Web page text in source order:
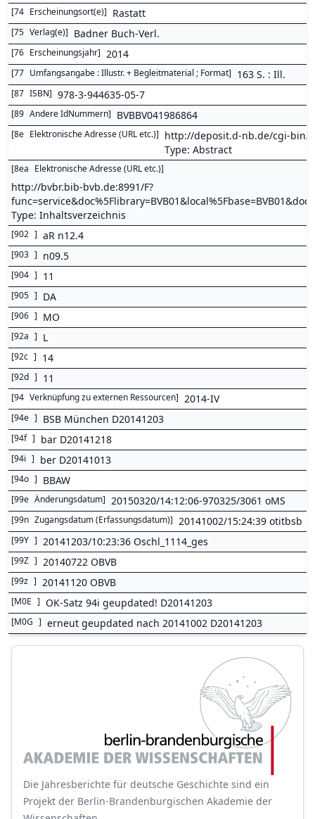
[74 Erscheinungsort(e)] Rastatt
[75 Verlag(e)] Badner Buch-Verl.
[76 Erscheinungsjahr] 2014
[77 Umfangsangabe : Illustr. + Begleitmaterial ; Format] 163 S. : Ill.
[87 ISBN] 978-3-944635-05-7
[89 Andere IdNummern] BVBBV041986864
[8e Elektronische Adresse (URL etc.)] http://deposit.d-nb.de/cgi-bin/
Type: Abstract
[8ea Elektronische Adresse (URL etc.)]
http://bvbr.bib-bvb.de:8991/F?
Type: Inhaltsverzeichnis
[902 ] aR n12.4
[903 ] n09.5
[904 ] 11
[905 ] DA
[906 ] MO
[92a ] L
[92c ] 14
[92d ] 11
[94 Verknüpfung zu externen Ressourcen] 2014-IV
[94e ] BSB München D20141203
[94f ] bar D20141218
[94i ] ber D20141013
[94o ] BBAW
[99e Änderungsdatum] 20150320/14:12:06-970325/3061 oMS
[99n Zugangsdatum (Erfassungsdatum)] 20141002/15:24:39 otitbsb
[99Y ] 20141203/10:23:36 Oschl_1114_ges
[99Z ] 20140722 OBVB
[99z ] 20141120 OBVB
[M0E ] OK-Satz 94i geupdated! D20141203
[M0G ] erneut geupdated nach 20141002 D20141203
Die Jahresberichte für deutsche Geschichte sind ein
Projekt der Berlin-Brandenburgischen Akademie der